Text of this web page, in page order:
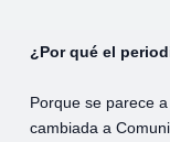
¿Por qué el
Porque se parece
cambiada a